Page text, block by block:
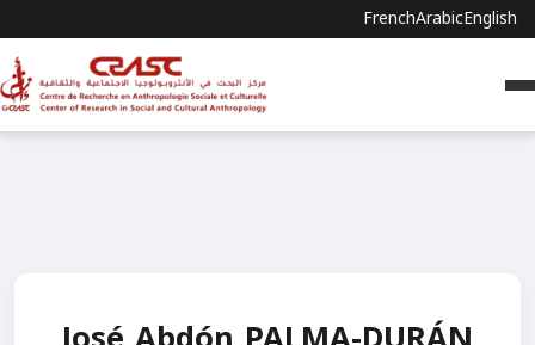
FrenchArabicEnglish